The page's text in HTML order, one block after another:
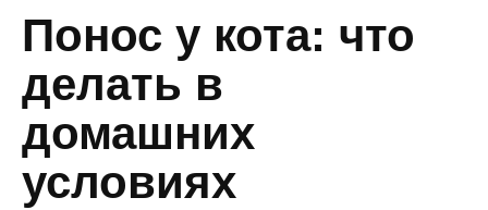
Понос у кота: что
делать в
домашних
условиях